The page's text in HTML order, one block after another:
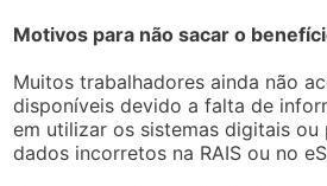
Motivos para não sacar o
Muitos trabalhadores ainda não
disponíveis devido a falta de
em utilizar os sistemas digitais ou
dados incorretos na RAIS ou no